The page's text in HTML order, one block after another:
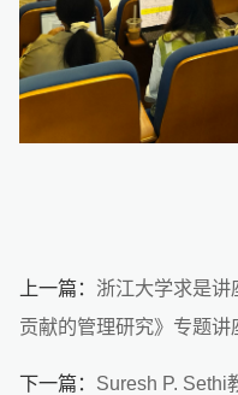
上一篇： 浙江大学求是
贡献的管理研究》专题讲
下一篇： Suresh P. Sethi